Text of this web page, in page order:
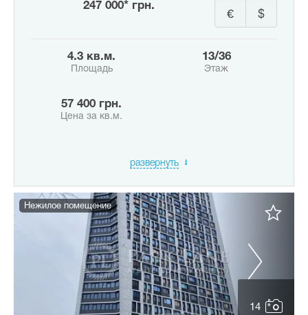
247 000* грн.
$
€
4.3 кв.м.
Площадь
13/36
Этаж
57 400 грн.
Цена за кв.м.
развернуть
14
Нежилое помещение